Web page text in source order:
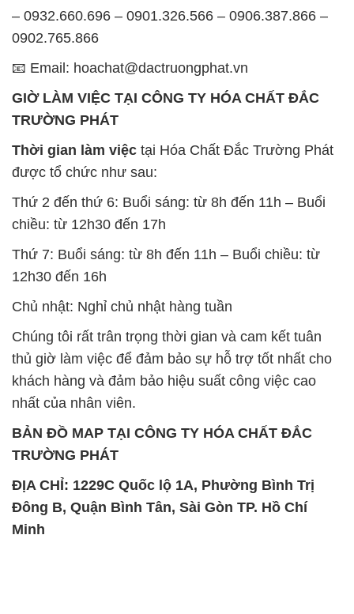
– 0932.660.696 – 0901.326.566 – 0906.387.866 –
0902.765.866
📧 Email: hoachat@dactruongphat.vn
GIỜ LÀM VIỆC TẠI CÔNG TY HÓA CHẤT ĐẮC
TRƯỜNG PHÁT
Thời gian làm việc tại Hóa Chất Đắc Trường Phát
được tổ chức như sau:
Thứ 2 đến thứ 6: Buổi sáng: từ 8h đến 11h – Buổi
chiều: từ 12h30 đến 17h
Thứ 7: Buổi sáng: từ 8h đến 11h – Buổi chiều: từ
12h30 đến 16h
Chủ nhật: Nghỉ chủ nhật hàng tuần
Chúng tôi rất trân trọng thời gian và cam kết tuân
thủ giờ làm việc để đảm bảo sự hỗ trợ tốt nhất cho
khách hàng và đảm bảo hiệu suất công việc cao
nhất của nhân viên.
BẢN ĐỒ MAP TẠI CÔNG TY HÓA CHẤT ĐẮC
TRƯỜNG PHÁT
ĐỊA CHỈ: 1229C Quốc lộ 1A, Phường Bình Trị
Đông B, Quận Bình Tân, Sài Gòn TP. Hồ Chí
Minh